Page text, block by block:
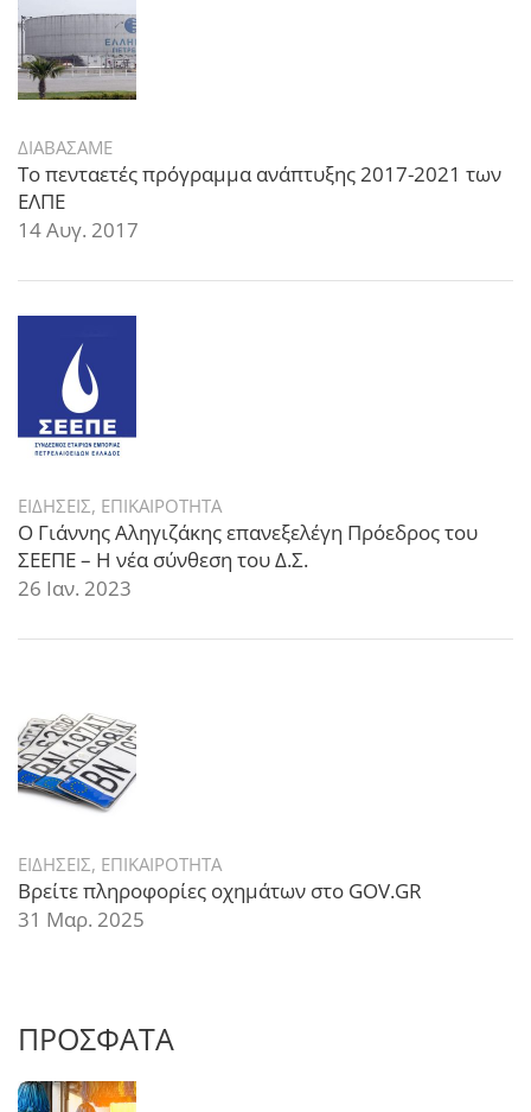
ΔΙΑΒΑΣΑΜΕ
Το πενταετές πρόγραμμα ανάπτυξης 2017-2021 των
ΕΛΠΕ
14 Αυγ. 2017
ΕΙΔΗΣΕΙΣ, ΕΠΙΚΑΙΡΟΤΗΤΑ
Ο Γιάννης Αληγιζάκης επανεξελέγη Πρόεδρος του
ΣΕΕΠΕ – Η νέα σύνθεση του Δ.Σ.
26 Ιαν. 2023
ΕΙΔΗΣΕΙΣ, ΕΠΙΚΑΙΡΟΤΗΤΑ
Βρείτε πληροφορίες οχημάτων στο GOV.GR
31 Μαρ. 2025
ΠΡΟΣΦΑΤΑ